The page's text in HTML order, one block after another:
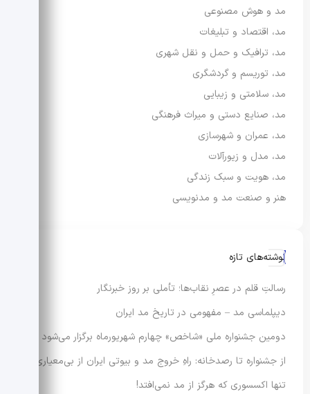
مد و هوش مصنوعی
مد، اقتصاد و تبلیغات
مد، ترافیک و حمل و نقل شهری
مد، توریسم و گردشگری
مد، سلامتی و زیبایی
مد، صنایع دستی و میراث فرهنگی
مد، عمران و شهرسازی
مد، مدل و زیورآلات
مد، هویت و سبک زندگی
هنر و صنعت مد و مدنویسی
نوشته‌های تازه
رسالتِ قلم در عصرِ نقاب‌ها؛ تأملی بر روز خبرنگار
دیپلماسی مد – مفهومی در تاریخ مد ایران
دومین جشنواره ملی «شاخص» چهارم شهریورماه برگزار می‌شود
از جشنواره تا رصدخانه: راهِ خروج مد و بیوتی ایران از بی‌معیاری
تنها اکسسوری که هرگز از مد نمی‌افتد!